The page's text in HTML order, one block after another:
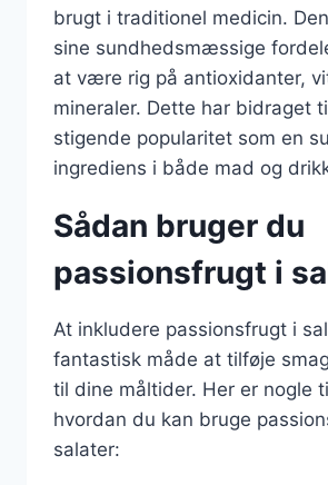
brugt i traditionel medicin.
sine sundhedsmæssige
at være rig på antioxidanter,
mineraler. Dette har bidraget
stigende popularitet som en
ingrediens i både mad og
Sådan bruger du
passionsfrugt i
At inkludere passionsfrugt i
fantastisk måde at tilføje
til dine måltider. Her er nogle
hvordan du kan bruge
salater: